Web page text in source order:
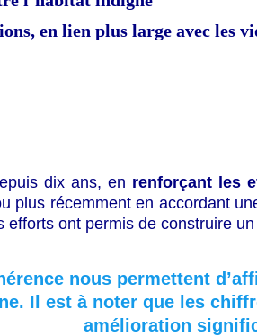
en lien plus large avec les
dix ans, en renforçant les
plus récemment en accordant
efforts ont permis de construire
nous permettent
Il est à noter que les
amélioration